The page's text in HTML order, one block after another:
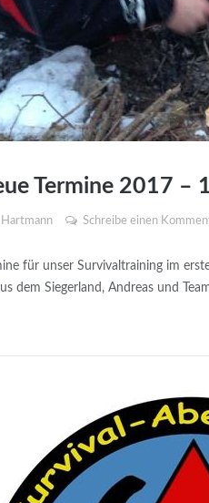
Termine 2017 –
Schreibe einen
für unser Survivaltraining im
dem Siegerland, Andreas und